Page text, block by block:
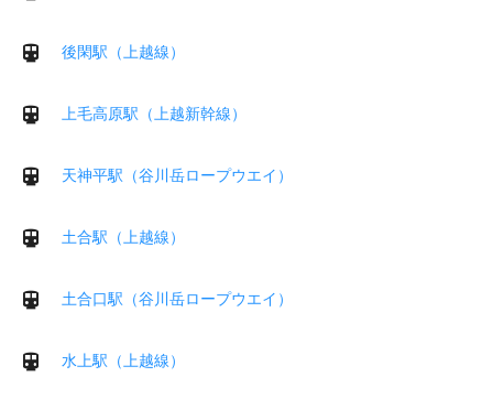
後閑駅（上越線）
上毛高原駅（上越新幹線）
天神平駅（谷川岳ロープウエイ）
土合駅（上越線）
土合口駅（谷川岳ロープウエイ）
水上駅（上越線）